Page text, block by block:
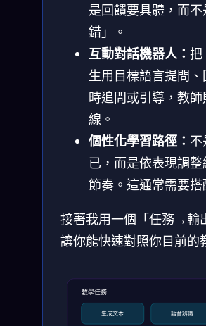
是回饋要具體，而
錯」。
互動對話機器人： 把
生用目標語言提問
時追問或引導，教
線。
個性化學習路徑：
已，而是依表現調
節奏。這通常需要
接著我用一個「任務→輸
讓你能快速對照你目前的
教學任務
生成文本 語音辨識